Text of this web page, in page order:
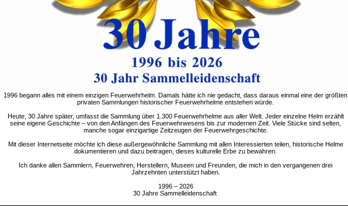
1996 begann alles mit einem einzigen Feuerwehrhelm. Damals hätte ich nie gedacht, dass daraus einmal eine der größten
privaten Sammlungen historischer Feuerwehrhelme entstehen würde.
Heute, 30 Jahre später, umfasst die Sammlung über 1.300 Feuerwehrhelme aus aller Welt. Jeder einzelne Helm erzählt
seine eigene Geschichte – von den Anfängen des Feuerwehrwesens bis zur modernen Zeit. Viele Stücke sind selten,
manche sogar einzigartige Zeitzeugen der Feuerwehrgeschichte.
Mit dieser Internetseite möchte ich diese außergewöhnliche Sammlung mit allen Interessierten teilen, historische Helme
dokumentieren und dazu beitragen, dieses kulturelle Erbe zu bewahren.
Ich danke allen Sammlern, Feuerwehren, Herstellern, Museen und Freunden, die mich in den vergangenen drei
Jahrzehnten unterstützt haben.
1996 – 2026
30 Jahre Sammelleidenschaft